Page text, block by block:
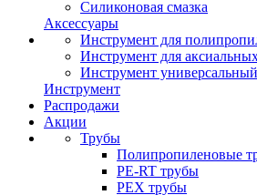
Силиконовая смазка
Аксессуары
Инструмент для
Инструмент для
Инструмент универсальный
Инструмент
Распродажи
Акции
Трубы
Полипропиленовые
PE-RT трубы
PEX трубы